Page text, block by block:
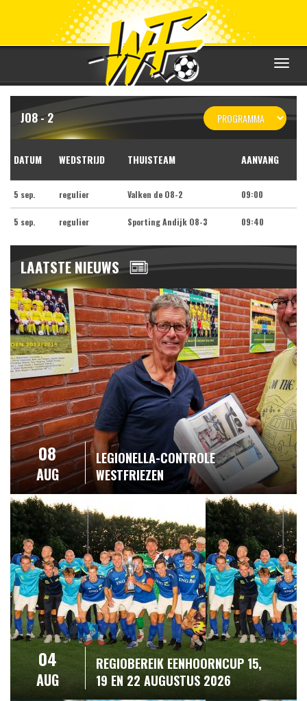
Toggle
JO8 - 2
DATUM WEDSTRIJD THUISTEAM AANVANG
5 sep. regulier Valken de O8-2 09:00
5 sep. regulier Sporting Andijk O8-3 09:40
LAATSTE NIEUWS
08
AUG
LEGIONELLA-CONTROLE
WESTFRIEZEN
04
AUG
REGIOBEREIK EENHOORNCUP 15,
19 EN 22 AUGUSTUS 2026